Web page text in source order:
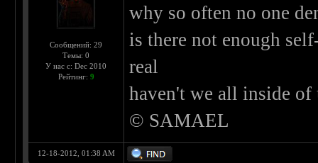
Сообщений: 29
Темы: 0
У нас с: Dec 2010
Рейтинг: 9
why so often no one
is there not enough
real
haven't we all inside of
© SAMAEL
12-18-2012, 01:38 AM